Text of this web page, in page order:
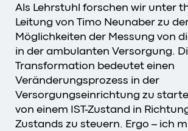
Als Lehrstuhl forschen wir unter
Leitung von Timo Neunaber zu
Möglichkeiten der Messung von
in der ambulanten Versorgung.
Transformation bedeutet einen
Veränderungsprozess in der
Versorgungseinrichtung zu
von einem IST-Zustand in
Zustands zu steuern. Ergo – ich